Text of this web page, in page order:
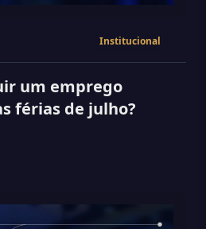
Institucional
um emprego
férias de julho?